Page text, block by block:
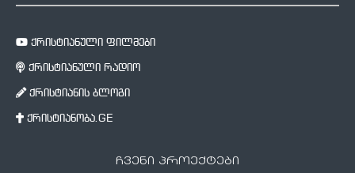
ქრისტიანული ფილმები
ქრისტიანული რადიო
ქრისტიანის ბლოგი
ქრისტიანობა.GE
ჩვენი პროექტები